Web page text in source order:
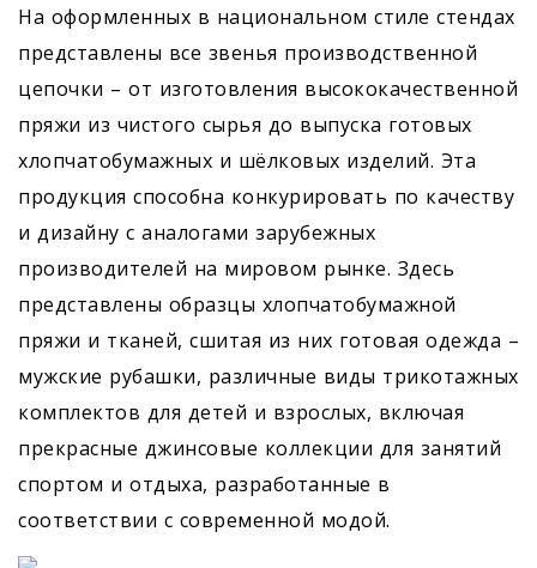
На оформленных в национальном стиле стендах
представлены все звенья производственной
цепочки – от изготовления высококачественной
пряжи из чистого сырья до выпус­ка готовых
хлопчатобумажных и шёлковых изделий. Эта
продукция способна конкурировать по качеству
и дизайну с аналогами зарубежных
производителей на мировом рынке. Здесь
представлены образцы хлопчатобумажной
пряжи и тканей, сшитая из них готовая одежда –
мужские рубашки, различные виды трикотажных
комплектов для детей и взрослых, включая
прекрасные джинсовые коллекции для занятий
спортом и отдыха, разработанные в
соответствии с современной модой.